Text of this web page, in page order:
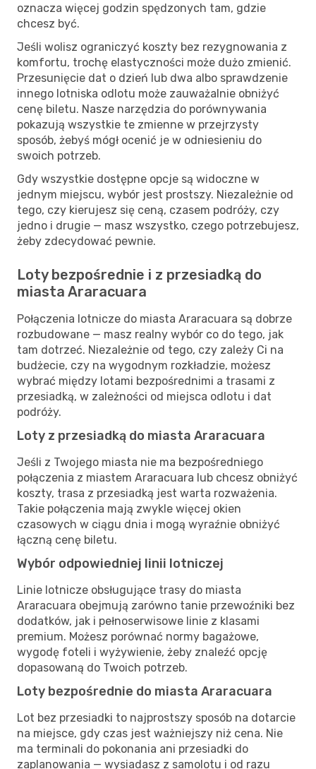
oznacza więcej godzin spędzonych tam, gdzie
chcesz być.
Jeśli wolisz ograniczyć koszty bez rezygnowania z
komfortu, trochę elastyczności może dużo zmienić.
Przesunięcie dat o dzień lub dwa albo sprawdzenie
innego lotniska odlotu może zauważalnie obniżyć
cenę biletu. Nasze narzędzia do porównywania
pokazują wszystkie te zmienne w przejrzysty
sposób, żebyś mógł ocenić je w odniesieniu do
swoich potrzeb.
Gdy wszystkie dostępne opcje są widoczne w
jednym miejscu, wybór jest prostszy. Niezależnie od
tego, czy kierujesz się ceną, czasem podróży, czy
jedno i drugie — masz wszystko, czego potrzebujesz,
żeby zdecydować pewnie.
Loty bezpośrednie i z przesiadką do
miasta Araracuara
Połączenia lotnicze do miasta Araracuara są dobrze
rozbudowane — masz realny wybór co do tego, jak
tam dotrzeć. Niezależnie od tego, czy zależy Ci na
budżecie, czy na wygodnym rozkładzie, możesz
wybrać między lotami bezpośrednimi a trasami z
przesiadką, w zależności od miejsca odlotu i dat
podróży.
Loty z przesiadką do miasta Araracuara
Jeśli z Twojego miasta nie ma bezpośredniego
połączenia z miastem Araracuara lub chcesz obniżyć
koszty, trasa z przesiadką jest warta rozważenia.
Takie połączenia mają zwykle więcej okien
czasowych w ciągu dnia i mogą wyraźnie obniżyć
łączną cenę biletu.
Wybór odpowiedniej linii lotniczej
Linie lotnicze obsługujące trasy do miasta
Araracuara obejmują zarówno tanie przewoźniki bez
dodatków, jak i pełnoserwisowe linie z klasami
premium. Możesz porównać normy bagażowe,
wygodę foteli i wyżywienie, żeby znaleźć opcję
dopasowaną do Twoich potrzeb.
Loty bezpośrednie do miasta Araracuara
Lot bez przesiadki to najprostszy sposób na dotarcie
na miejsce, gdy czas jest ważniejszy niż cena. Nie
ma terminali do pokonania ani przesiadki do
zaplanowania — wysiadasz z samolotu i od razu